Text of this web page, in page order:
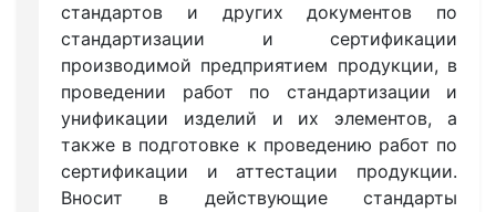
стандартов и других документов по
стандартизации и сертификации
производимой предприятием продукции, в
проведении работ по стандартизации и
унификации изделий и их элементов, а
также в подготовке к проведению работ по
сертификации и аттестации продукции.
Вносит в действующие стандарты